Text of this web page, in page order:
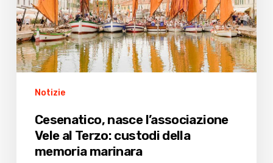
custodi
della
memoria
marinara
Notizie
Cesenatico, nasce l’associazione
Vele al Terzo: custodi della
memoria marinara